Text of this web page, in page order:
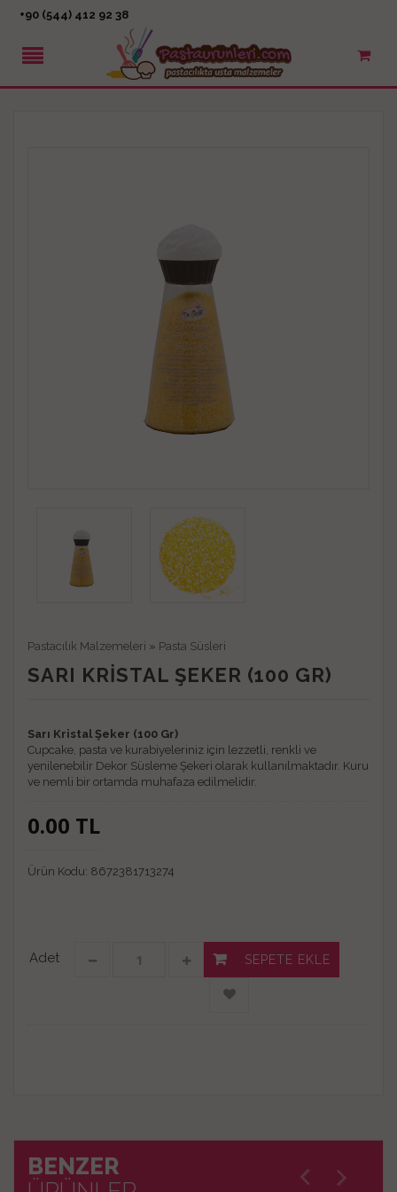
+90 (544) 412 92 38
Pastacılık Malzemeleri » Pasta Süsleri
SARI KRISTAL ŞEKER (100 GR)
Sarı Kristal Şeker (100 Gr)
Cupcake, pasta ve kurabiyeleriniz için lezzetli, renkli ve
yenilenebilir Dekor Süsleme Şekeri olarak kullanılmaktadır. Kuru
ve nemli bir ortamda muhafaza edilmelidir.
0.00 TL
Ürün Kodu: 8672381713274
Adet SEPETE EKLE
BENZER